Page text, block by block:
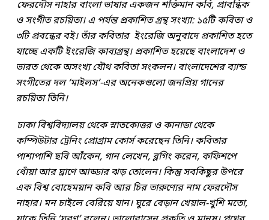
ফেরদৌস নাহার বাংলা ভাষার একজন শক্তিমান কবি, প্রাবন্ধিক
ও সংগীত রচয়িতা। এ পর্যন্ত প্রকাশিত গ্রন্থ সংখ্যা: ১৫টি কবিতা ও
৩টি প্রবন্ধের বই। তাঁর কবিতার ইংরেজি অনুবাদে প্রকাশিত হতে
যাচ্ছে একটি ইংরেজি কাব্যগ্রন্থ। প্রকাশিত হয়েছে বাংলাদেশ ও
ভারত থেকে অসংখ্য যৌথ কবিতা সংকলন। বাংলাদেশের ব্যান্ড
সংগীতের দল ‘মাইলস’-এর অনেকগুলো জনপ্রিয় গানের
রচয়িতা তিনি।
ঢাকা বিশ্ববিদ্যালয় থেকে স্নাতকোত্তর ও কানাডা থেকে
কম্পিউটার ট্রেনিং প্রোগ্রাম কোর্স করেছেন তিনি। কবিতার
পাশাপাশি ছবি আঁকেন, গান লেখেন, ব্লগিং করেন, কফিশপে
ধোঁয়া আর ঘ্রাণে আড্ডার ঝড় তোলেন। কিন্তু সবকিছুর উপরে
এক বিশ্ব বোহেময়ান কবি আর চির তারুণ্যের নাম ফেরদৌস
নাহার। মন চাইলে বেরিয়ে যান। ঘুরে বেড়ান খেয়াল-খুশি মতো,